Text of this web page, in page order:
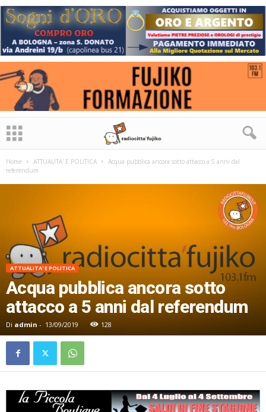
Home ATTUALITA' E POLITICA
Acqua pubblica ancora sotto attacco a 5 anni dal
referendum
ATTUALITA' E POLITICA
Acqua pubblica ancora sotto
attacco a 5 anni dal referendum
Di admin - 13/09/2019 128